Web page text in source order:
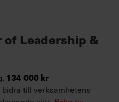
Leadership &
134 000 kr
till verksamhetens